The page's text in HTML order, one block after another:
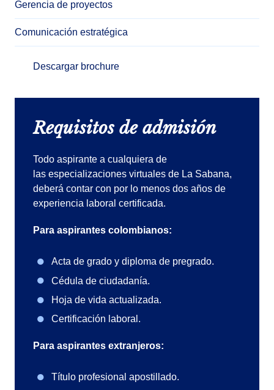
Gerencia de proyectos
Comunicación estratégica
Descargar brochure
Requisitos de admisión
Todo aspirante a cualquiera de
las especializaciones virtuales de La Sabana,
deberá contar con por lo menos dos años de
experiencia laboral certificada.
Para aspirantes colombianos:
Acta de grado y diploma de pregrado.
Cédula de ciudadanía.
Hoja de vida actualizada.
Certificación laboral.
Para aspirantes extranjeros:
Título profesional apostillado.